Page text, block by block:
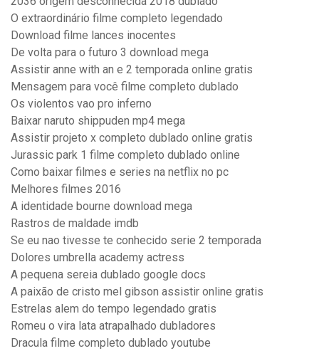
O extraordinário filme completo legendado
Download filme lances inocentes
De volta para o futuro 3 download mega
Assistir anne with an e 2 temporada online gratis
Mensagem para você filme completo dublado
Os violentos vao pro inferno
Baixar naruto shippuden mp4 mega
Assistir projeto x completo dublado online gratis
Jurassic park 1 filme completo dublado online
Como baixar filmes e series na netflix no pc
Melhores filmes 2016
A identidade bourne download mega
Rastros de maldade imdb
Se eu nao tivesse te conhecido serie 2 temporada
Dolores umbrella academy actress
A pequena sereia dublado google docs
A paixão de cristo mel gibson assistir online gratis
Estrelas alem do tempo legendado gratis
Romeu o vira lata atrapalhado dubladores
Dracula filme completo dublado youtube